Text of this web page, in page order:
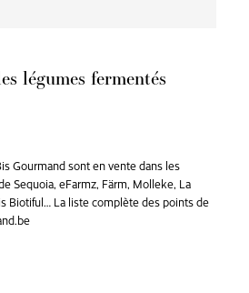
légumes fermentés
Gourmand sont en vente dans les
Sequoia, eFarmz, Färm, Molleke, La
Biotiful… La liste complète des points de